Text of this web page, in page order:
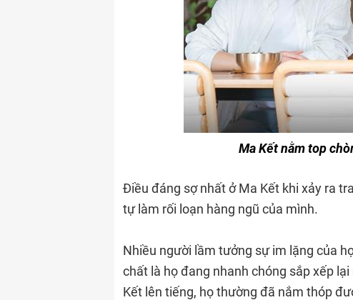
Ma Kết nằm top
Điều đáng sợ nhất ở Ma Kết khi xảy ra
tự làm rối loạn hàng ngũ của mình.
Nhiều người lầm tưởng sự im lặng của
chất là họ đang nhanh chóng sắp xếp
Kết lên tiếng, họ thường đã nắm thóp